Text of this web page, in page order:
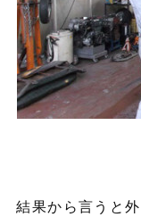
結果から言うと